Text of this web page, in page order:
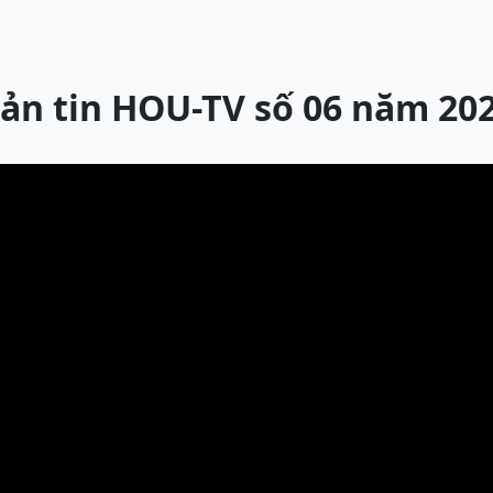
tin HOU-TV số 06 năm